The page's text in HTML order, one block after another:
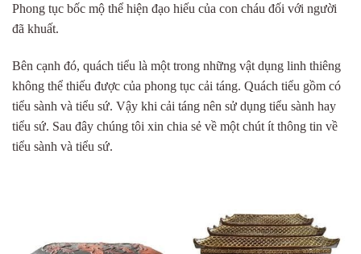
Phong tục bốc mộ thể hiện đạo hiếu của con cháu đối với người
đã khuất.
Bên cạnh đó, quách tiểu là một trong những vật dụng linh thiêng
không thể thiếu được của phong tục cải táng. Quách tiểu gồm có
tiểu sành và tiểu sứ. Vậy khi cải táng nên sử dụng tiểu sành hay
tiểu sứ. Sau đây chúng tôi xin chia sẻ về một chút ít thông tin về
tiểu sành và tiểu sứ.